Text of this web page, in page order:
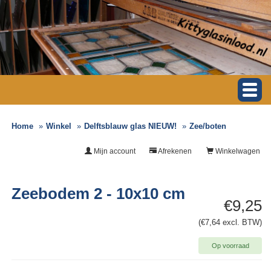
Home Winkel Delftsblauw glas NIEUW! Zee/boten
Winkelwagen
Afrekenen
Mijn account
€9,25
(€7,64 excl. BTW)
Op voorraad
Zeebodem 2 - 10x10 cm